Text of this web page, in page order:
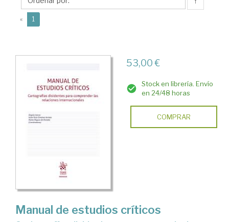
Itzíar
« 1
53,00 €
Stock en librería. Envío
en 24/48 horas
COMPRAR
Manual de estudios críticos